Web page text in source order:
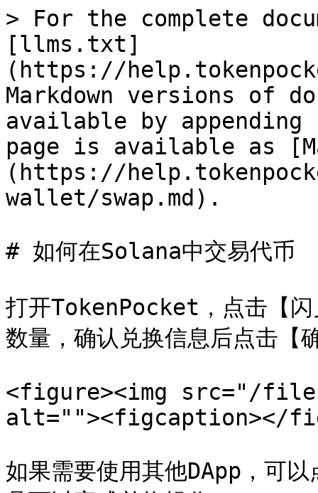
> For the complete
[llms.txt]
(https://
Markdown versions of
available by
page is available as
(https://
wallet/swap.md).
# 如何在Solana中交易代币
打开TokenPocket，点击【闪
数量，确认兑换信息后点击【
<figure><img src="/files/
alt=""><figcaption></
如果需要使用其他DApp，可